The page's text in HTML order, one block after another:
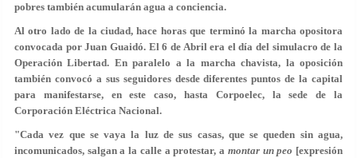
pobres también acumularán agua a conciencia.
Al otro lado de la ciudad, hace horas que terminó la marcha opositora
convocada por Juan Guaidó. El 6 de Abril era el día del simulacro de la
Operación Libertad. En paralelo a la marcha chavista, la oposición
también convocó a sus seguidores desde diferentes puntos de la capital
para manifestarse, en este caso, hasta Corpoelec, la sede de la
Corporación Eléctrica Nacional.
"Cada vez que se vaya la luz de sus casas, que se queden sin agua,
incomunicados, salgan a la calle a protestar, a montar un peo [expresión